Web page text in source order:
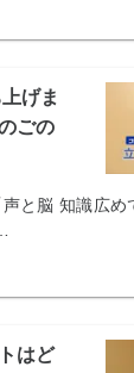
げま
ごの
と脳 知識広め
はど